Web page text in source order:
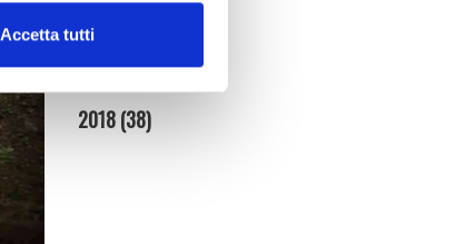
Accetta tutti2020
2019(140)
2018(38)